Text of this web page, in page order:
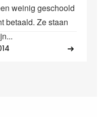
weinig geschoold
betaald. Ze staan